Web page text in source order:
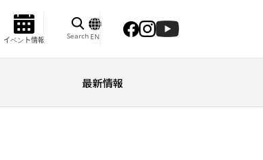
イベント情報 Search EN
最新情報